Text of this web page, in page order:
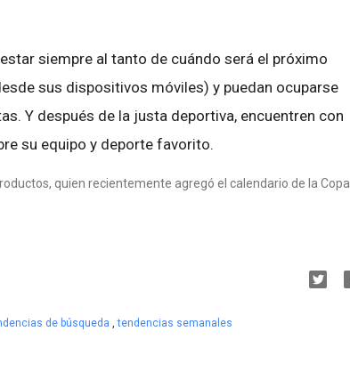
siempre al tanto de cuándo será el próximo
sus dispositivos móviles) y puedan ocuparse
Y después de la justa deportiva, encuentren con
su equipo y deporte favorito.
quien recientemente agregó el calendario de la Copa
de búsqueda ,tendencias semanales